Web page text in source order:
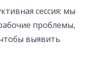
сессия: мы
проблемы,
выявить